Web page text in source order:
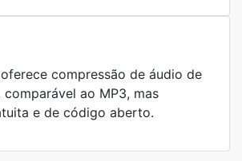
compressão de áudio de
ao MP3, mas
e de código aberto.